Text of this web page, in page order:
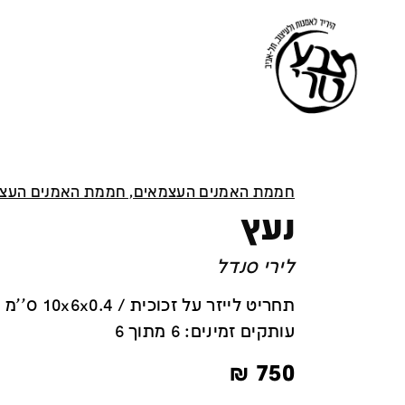
חממת האמנים העצמאים, חממת האמנים
נעץ
לירי סנדל
תחריט לייזר על זכוכית / 10x6x0.4 ס''מ
עותקים זמינים: 6 מתוך 6
750
₪